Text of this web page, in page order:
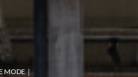
MODE｜